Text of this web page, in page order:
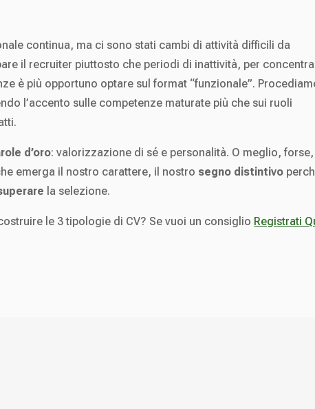
continua, ma ci sono stati cambi di attività difficili da
il recruiter piuttosto che periodi di inattività, per
è più opportuno optare sul format “funzionale”.
l’accento sulle competenze maturate più che sui ruoli
d’oro: valorizzazione di sé e personalità. O meglio, forse,
emerga il nostro carattere, il nostro segno distintivo
la selezione.
le 3 tipologie di CV? Se vuoi un consiglio Registrati